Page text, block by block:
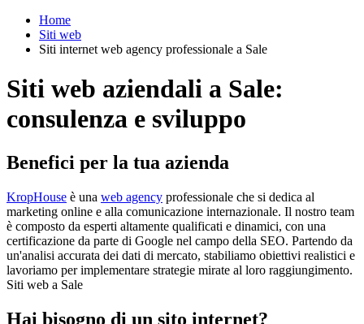
Home
Siti web
Siti internet web agency professionale a Sale
Siti web aziendali a Sale:
consulenza e sviluppo
Benefici per la tua azienda
KropHouse è una web agency professionale che si dedica al
marketing online e alla comunicazione internazionale. Il nostro team
è composto da esperti altamente qualificati e dinamici, con una
certificazione da parte di Google nel campo della SEO. Partendo da
un'analisi accurata dei dati di mercato, stabiliamo obiettivi realistici e
lavoriamo per implementare strategie mirate al loro raggiungimento.
Siti web a Sale
Hai bisogno di un sito internet?